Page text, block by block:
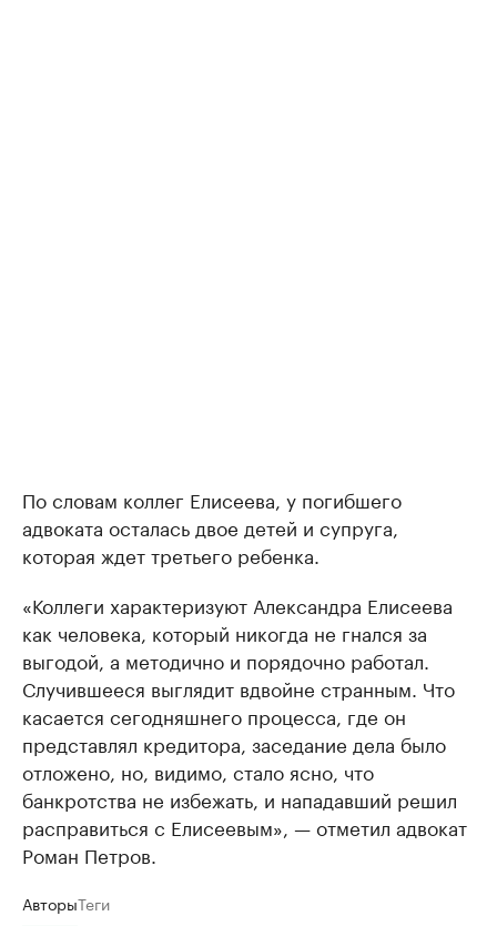
По словам коллег Елисеева, у погибшего
адвоката осталась двое детей и супруга,
которая ждет третьего ребенка.
«Коллеги характеризуют Александра Елисеева
как человека, который никогда не гнался за
выгодой, а методично и порядочно работал.
Случившееся выглядит вдвойне странным. Что
касается сегодняшнего процесса, где он
представлял кредитора, заседание дела было
отложено, но, видимо, стало ясно, что
банкротства не избежать, и нападавший решил
расправиться с Елисеевым», — отметил адвокат
Роман Петров.
АвторыТеги